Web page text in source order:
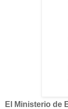
El Ministerio de